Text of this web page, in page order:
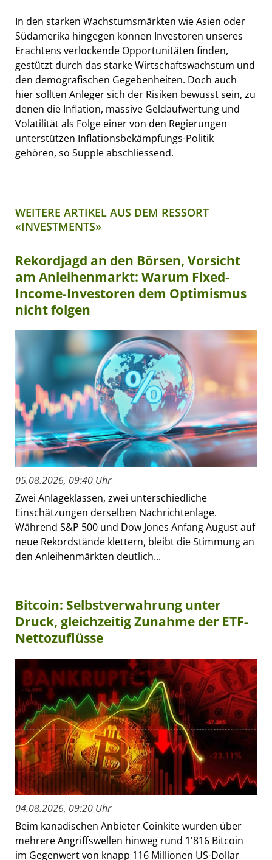
In den starken Wachstumsmärkten wie Asien oder
Südamerika hingegen können Investoren unseres
Erachtens verlockende Opportunitäten finden,
gestützt durch das starke Wirtschaftswachstum und
den demografischen Gegebenheiten. Doch auch
hier sollten Anleger sich der Risiken bewusst sein, zu
denen die Inflation, massive Geldaufwertung und
Volatilität als Folge einer von den Regierungen
unterstützen Inflationsbekämpfungs-Politik
gehören, so Supple abschliessend.
WEITERE ARTIKEL AUS DEM RESSORT
«INVESTMENTS»
Rekordjagd an den Börsen, Vorsicht
am Anleihenmarkt: Warum Fixed-
Income-Investoren dem Optimismus
nicht folgen
05.08.2026, 09:40 Uhr
Zwei Anlageklassen, zwei unterschiedliche
Einschätzungen derselben Nachrichtenlage.
Während S&P 500 und Dow Jones Anfang August auf
neue Rekordstände klettern, bleibt die Stimmung an
den Anleihenmärkten deutlich...
Bitcoin: Selbstverwahrung unter
Druck, gleichzeitig Zunahme der ETF-
Nettozuflüsse
04.08.2026, 09:20 Uhr
Beim kanadischen Anbieter Coinkite wurden über
mehrere Angriffswellen hinweg rund 1'816 Bitcoin
im Gegenwert von knapp 116 Millionen US-Dollar